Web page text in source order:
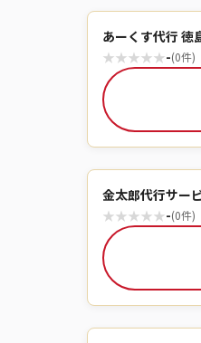
あーくす代行 徳
★★★★★-(0件)
金太郎代行サー
★★★★★-(0件)